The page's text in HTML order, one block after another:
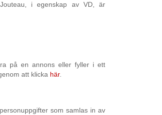
i egenskap av VD, är
på en annons eller fyller i ett
att klicka här.
som samlas in av